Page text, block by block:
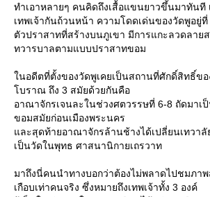
ทำเอาหลายๆ คนคิดถึงเสื้อแขนยาวขึ้นมาทันที
เทพเจ้ากันถ้วนหน้า ความโดดเด่นของวัดพูอยู่ที่
ตัวปราสาทที่สร้างบนภูเขา มีการแกะลวดลาย
ทวารบาลตามแบบปราสาทขอม
นอดีตที่ตั้งของวัดพูเคยเป็นสถานที่ศักดิ์สิทธิ์ขอ
บราณ ถึง 3 สมัยด้วยกันคือ
อาณาจักรเจนละในช่วงศตวรรษที่ 6-8 ถัดมาเ
ขอมสมัยก่อนเมืองพระนคร
ละสุดท้ายอาณาจักรล้านช้างได้เปลี่ยนเทวา
เป็นวัดในพุทธ ศาสนานิกายเถรวาท
มาถึงนี่คนนำทางบอกว่าต้องไม่พลาดไปชมภา
เกือบเท่าคนจริง ซึ่งหมายถึงเทพเจ้าทั้ง 3 องค์